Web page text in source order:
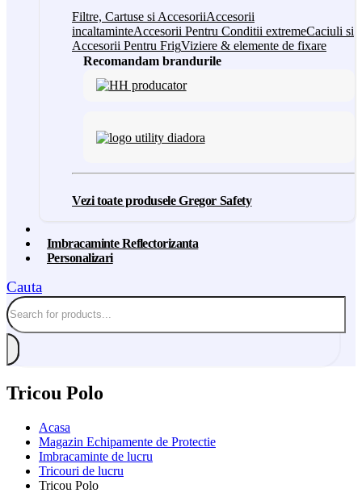
Filtre, Cartuse si AccesoriiAccesorii
incaltaminteAccesorii Pentru Conditii extremeCaciuli si
Accesorii Pentru FrigViziere & elemente de fixare
Recomandam brandurile
Vezi toate produsele Gregor Safety
Imbracaminte Reflectorizanta
Personalizari
Cauta
Tricou Polo
Acasa
Magazin Echipamente de Protectie
Imbracaminte de lucru
Tricouri de lucru
Tricou Polo